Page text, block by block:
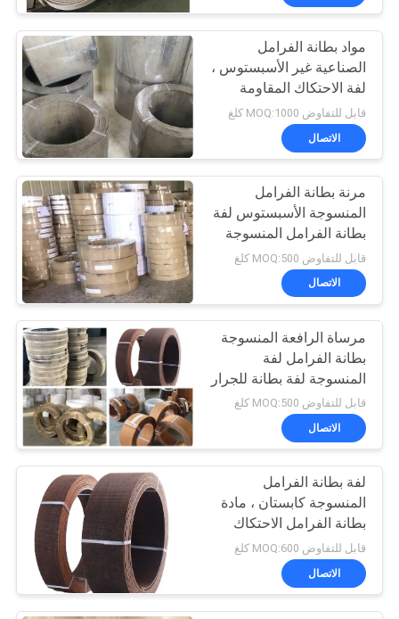
بطانة الفرامل
الصناعية
29
طوقا الختم الدائري
10
بطانة الفرامل الخالية
من الأسبستوس
17
مواد بطانة الفرامل
الصناعية غير الأسبستوس ،
لفة الاحتكاك المقاومة
للزيت الممتازة
قابل للتفاوض MOQ:1000 كلغ
الاتصال
مرنة بطانة الفرامل
المنسوجة الأسبستوس لفة
بطانة الفرامل المنسوجة
المطحونة مع النحاس
قابل للتفاوض MOQ:500 كلغ
الاتصال
مرساة الرافعة المنسوجة
بطانة الفرامل لفة
المنسوجة لفة بطانة للجرار
ونش رفع
قابل للتفاوض MOQ:500 كلغ
الاتصال
لفة بطانة الفرامل
المنسوجة كابستان ، مادة
بطانة الفرامل الاحتكاك
قابل للتفاوض MOQ:600 كلغ
الاتصال